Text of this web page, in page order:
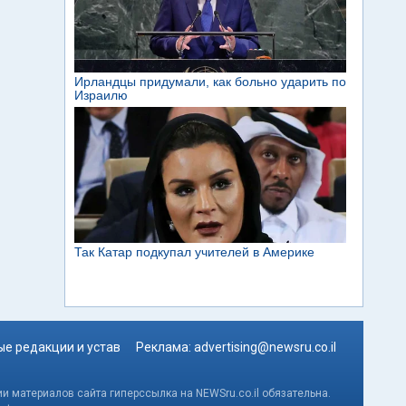
редакции и устав Реклама: advertising@newsru.co.il
сайта гиперссылка на NEWSru.co.il обязательна.